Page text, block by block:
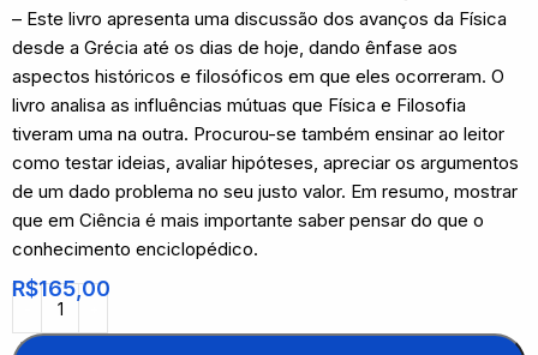
– Este livro apresenta uma discussão dos avanços da Física
desde a Grécia até os dias de hoje, dando ênfase aos
aspectos históricos e filosóficos em que eles ocorreram. O
livro analisa as influências mútuas que Física e Filosofia
tiveram uma na outra. Procurou-se também ensinar ao leitor
como testar ideias, avaliar hipóteses, apreciar os argumentos
de um dado problema no seu justo valor. Em resumo, mostrar
que em Ciência é mais importante saber pensar do que o
conhecimento enciclopédico.
R$165,00